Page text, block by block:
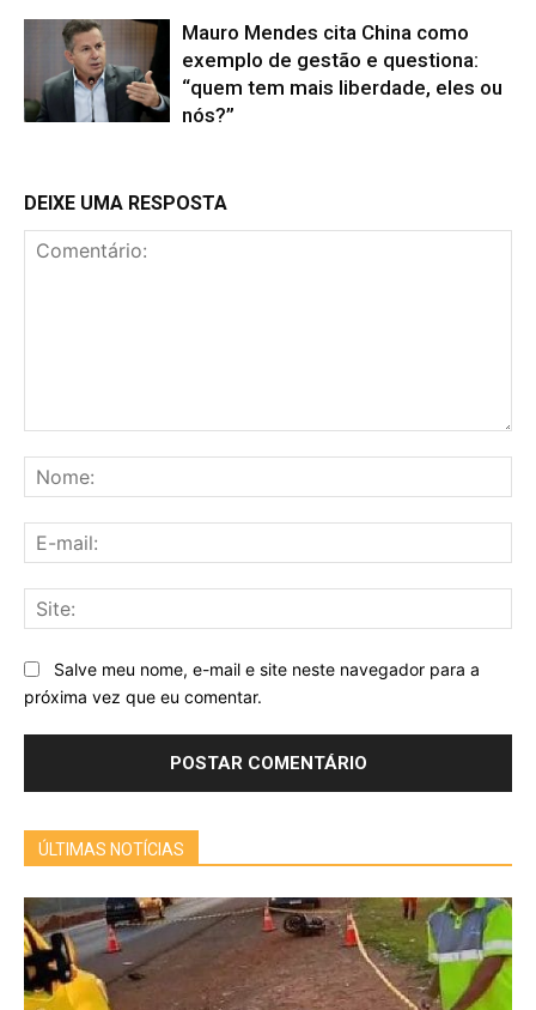
Mauro Mendes cita China como
exemplo de gestão e questiona:
“quem tem mais liberdade, eles ou
nós?”
DEIXE UMA RESPOSTA
Salve meu nome, e-mail e site neste navegador para a
próxima vez que eu comentar.
ÚLTIMAS NOTÍCIAS